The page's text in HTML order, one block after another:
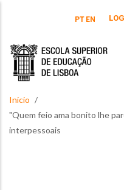
PT EN
Início
"Quem feio ama bonito lhe
interpessoais